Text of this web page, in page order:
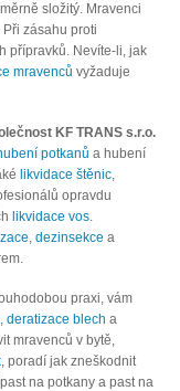
složitý. Mravenci
zásahu proti
přípravků. Nevíte-li, jak
mravenců vyžaduje
KF TRANS s.r.o.
potkanů a hubení
likvidace štěnic,
opravdu
likvidace vos.
, dezinsekce a
praxi, vám
, deratizace blech a
mravenců v bytě,
, poradí jak zneškodnit
na potkany a past na